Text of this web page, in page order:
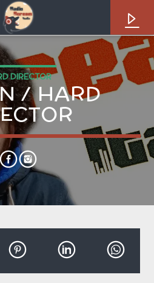
DIRECTOR
/ HARD